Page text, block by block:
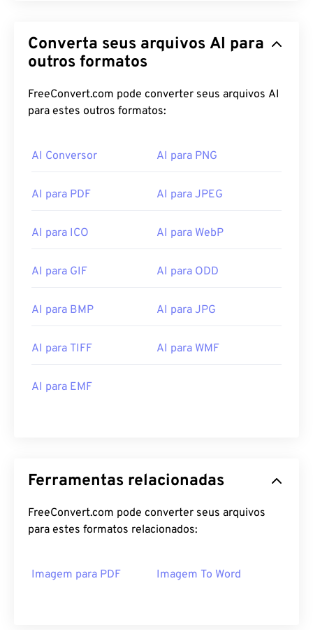
Converta seus arquivos AI para
outros formatos
FreeConvert.com pode converter seus arquivos AI
para estes outros formatos:
AI Conversor AI para PNG
AI para PDF AI para JPEG
AI para ICO AI para WebP
AI para GIF AI para ODD
AI para BMP AI para JPG
AI para TIFF AI para WMF
AI para EMF
Ferramentas relacionadas
FreeConvert.com pode converter seus arquivos
para estes formatos relacionados:
Imagem para PDF Imagem To Word